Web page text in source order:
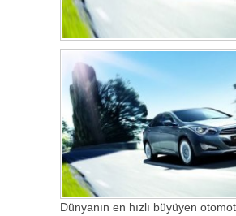
Dünyanın en hızlı büyüyen